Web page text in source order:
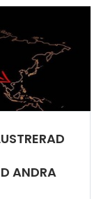
ANDRA